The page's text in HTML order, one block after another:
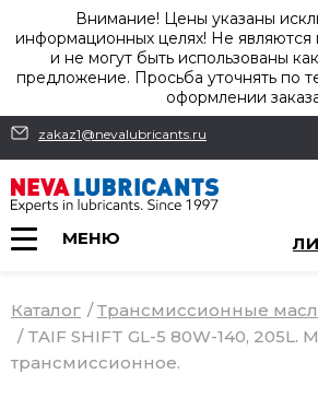
Внимание! Цены указаны
информационных целях! Не
и не могут быть использованы
предложение. Просьба уточнять по
оформлении
zakaz1@nevalubricants.ru
МЕНЮ
Каталог / Трансмиссионные
/ TAIF SHIFT GL-5 80W-140, 205L.
трансмиссионное.